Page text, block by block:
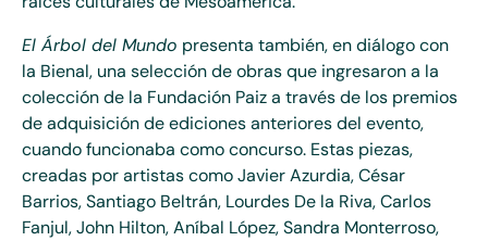
El Árbol del Mundo presenta también, en diálogo con
la Bienal, una selección de obras que ingresaron a la
colección de la Fundación Paiz a través de los premios
de adquisición de ediciones anteriores del evento,
cuando funcionaba como concurso. Estas piezas,
creadas por artistas como Javier Azurdia, César
Barrios, Santiago Beltrán, Lourdes De la Riva, Carlos
Fanjul, John Hilton, Aníbal López, Sandra Monterroso,